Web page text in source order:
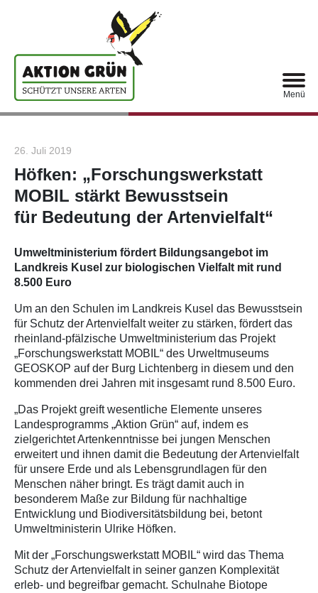
Menü
26. Juli 2019
Höfken: „Forschungswerkstatt
MOBIL stärkt Bewusstsein
für Bedeutung der Artenvielfalt“
Umweltministerium fördert Bildungsangebot im
Landkreis Kusel zur biologischen Vielfalt mit rund
8.500 Euro
Um an den Schulen im Landkreis Kusel das Bewusstsein
für Schutz der Artenvielfalt weiter zu stärken, fördert das
rheinland-pfälzische Umweltministerium das Projekt
„Forschungswerkstatt MOBIL“ des Urweltmuseums
GEOSKOP auf der Burg Lichtenberg in diesem und den
kommenden drei Jahren mit insgesamt rund 8.500 Euro.
„Das Projekt greift wesentliche Elemente unseres
Landesprogramms „Aktion Grün“ auf, indem es
zielgerichtet Artenkenntnisse bei jungen Menschen
erweitert und ihnen damit die Bedeutung der Artenvielfalt
für unsere Erde und als Lebensgrundlagen für den
Menschen näher bringt. Es trägt damit auch in
besonderem Maße zur Bildung für nachhaltige
Entwicklung und Biodiversitätsbildung bei, betont
Umweltministerin Ulrike Höfken.
Mit der „Forschungswerkstatt MOBIL“ wird das Thema
Schutz der Artenvielfalt in seiner ganzen Komplexität
erleb- und begreifbar gemacht. Schulnahe Biotope